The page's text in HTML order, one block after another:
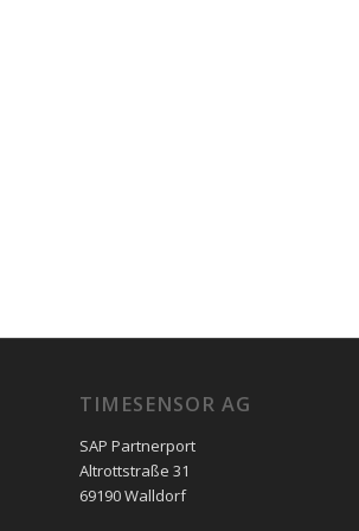
TIMESENSOR AG
SAP Partnerport
Altrottstraße 31
69190 Walldorf